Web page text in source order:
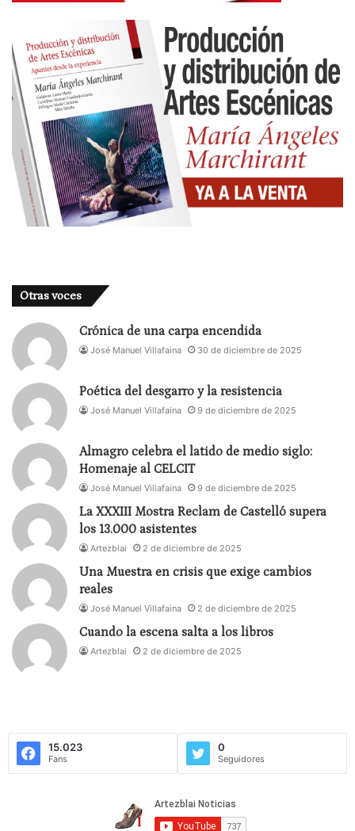
continuación comida popular y despedida.
Otras voces
Crónica de una carpa encendida
José Manuel Villafaina 30 de diciembre de 2025
Poética del desgarro y la resistencia
José Manuel Villafaina 9 de diciembre de 2025
Almagro celebra el latido de medio siglo:
Homenaje al CELCIT
José Manuel Villafaina 9 de diciembre de 2025
La XXXIII Mostra Reclam de Castelló supera
los 13.000 asistentes
Artezblai 2 de diciembre de 2025
Una Muestra en crisis que exige cambios
reales
José Manuel Villafaina 2 de diciembre de 2025
Cuando la escena salta a los libros
Artezblai 2 de diciembre de 2025
15.023
Fans
0
Seguidores